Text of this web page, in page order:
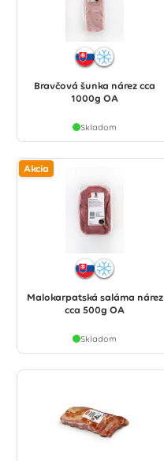
Bravčová šunka nárez cca
1000g OA
Skladom
Akcia
Malokarpatská saláma nárez
cca 500g OA
Skladom